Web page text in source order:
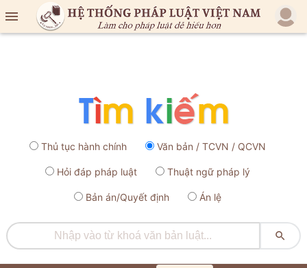

Thủ tục hành chính Văn bản / TCVN / QCVN
Hỏi đáp pháp luật Thuật ngữ pháp lý
Bản án/Quyết định Án lệ
